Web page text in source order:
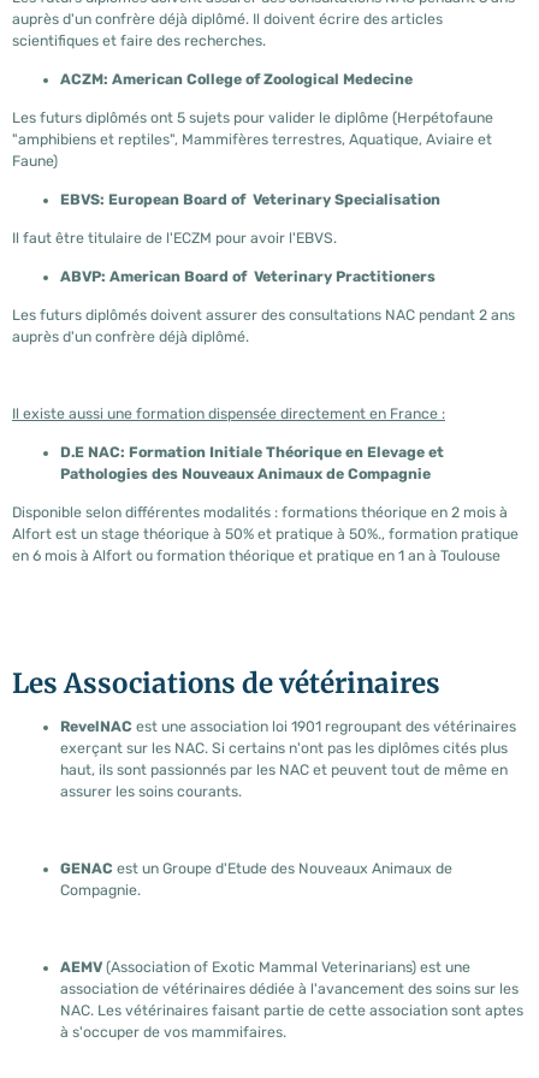
auprès d'un confrère déjà diplômé. Il doivent écrire des articles
scientifiques et faire des recherches.
ACZM: American College of Zoological Medecine
Les futurs diplômés ont 5 sujets pour valider le diplôme (Herpétofaune
"amphibiens et reptiles", Mammifères terrestres, Aquatique, Aviaire et
Faune)
EBVS: European Board of Veterinary Specialisation
Il faut être titulaire de l'ECZM pour avoir l'EBVS.
ABVP: American Board of Veterinary Practitioners
Les futurs diplômés doivent assurer des consultations NAC pendant 2 ans
auprès d'un confrère déjà diplômé.
Il existe aussi une formation dispensée directement en France :
D.E NAC: Formation Initiale Théorique en Elevage et
Pathologies des Nouveaux Animaux de Compagnie
Disponible selon différentes modalités : formations théorique en 2 mois à
Alfort est un stage théorique à 50% et pratique à 50%., formation pratique
en 6 mois à Alfort ou formation théorique et pratique en 1 an à Toulouse
Les Associations de vétérinaires
RevelNAC est une association loi 1901 regroupant des vétérinaires
exerçant sur les NAC. Si certains n'ont pas les diplômes cités plus
haut, ils sont passionnés par les NAC et peuvent tout de même en
assurer les soins courants.
GENAC est un Groupe d'Etude des Nouveaux Animaux de
Compagnie.
AEMV (Association of Exotic Mammal Veterinarians) est une
association de vétérinaires dédiée à l'avancement des soins sur les
NAC. Les vétérinaires faisant partie de cette association sont aptes
à s'occuper de vos mammifaires.